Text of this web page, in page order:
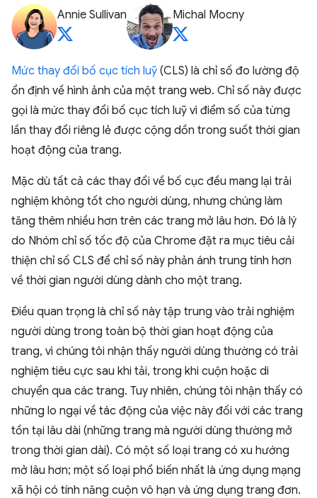
Annie Sullivan Michal Mocny
Mức thay đổi bố cục tích luỹ (CLS) là chỉ số đo lường độ
ổn định về hình ảnh của một trang web. Chỉ số này được
gọi là mức thay đổi bố cục tích luỹ vì điểm số của từng
lần thay đổi riêng lẻ được cộng dồn trong suốt thời gian
hoạt động của trang.
Mặc dù tất cả các thay đổi về bố cục đều mang lại trải
nghiệm không tốt cho người dùng, nhưng chúng làm
tăng thêm nhiều hơn trên các trang mở lâu hơn. Đó là lý
do Nhóm chỉ số tốc độ của Chrome đặt ra mục tiêu cải
thiện chỉ số CLS để chỉ số này phản ánh trung tính hơn
về thời gian người dùng dành cho một trang.
Điều quan trọng là chỉ số này tập trung vào trải nghiệm
người dùng trong toàn bộ thời gian hoạt động của
trang, vì chúng tôi nhận thấy người dùng thường có trải
nghiệm tiêu cực sau khi tải, trong khi cuộn hoặc di
chuyển qua các trang. Tuy nhiên, chúng tôi nhận thấy có
những lo ngại về tác động của việc này đối với các trang
tồn tại lâu dài (những trang mà người dùng thường mở
trong thời gian dài). Có một số loại trang có xu hướng
mở lâu hơn; một số loại phổ biến nhất là ứng dụng mạng
xã hội có tính năng cuộn vô hạn và ứng dụng trang đơn.